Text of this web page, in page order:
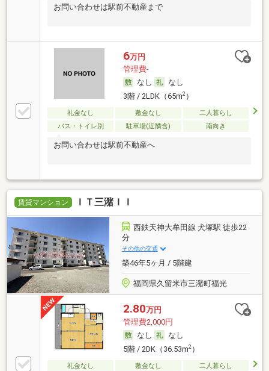
お問い合わせは駅前不動産まで
6万円
管理費-
なし
なし
3階 / 2LDK（65m2）
礼金なし 敷金なし
二人暮らし
バス・トイレ別
駐車場(近隣含) 南向き
お問い合わせは駅前不動産へ
賃貸マンション ＩＴ三潴ＩＩ
西鉄天神大牟田線 犬塚駅 徒歩22
分
その他の交通
築46年5ヶ月 / 5階建
福岡県久留米市三潴町福光
2.80万円
管理費2,000円
なし
なし
5階 / 2DK（36.53m2）
礼金なし 敷金なし
二人暮らし